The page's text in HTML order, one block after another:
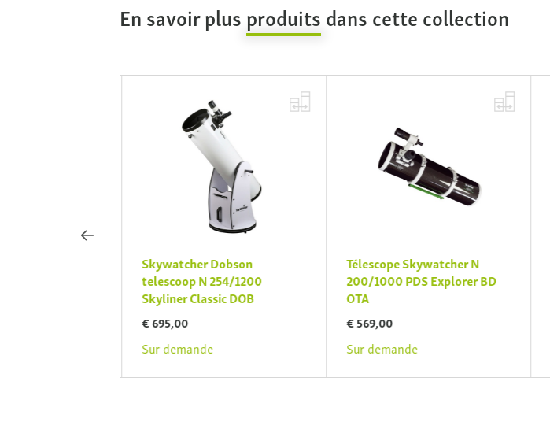
En savoir plusproduitsdans cette collection
Skywatcher Dobson
telescoop N 254/1200
Skyliner Classic DOB
€ 695,00
Sur demande
Télescope Skywatcher N
200/1000 PDS Explorer BD
OTA
€ 569,00
Sur demande